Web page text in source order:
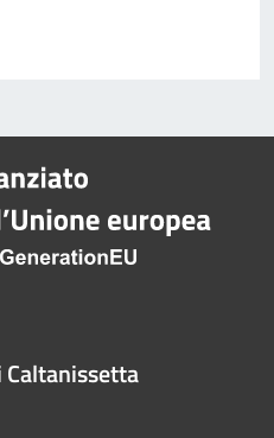
Caltanissetta